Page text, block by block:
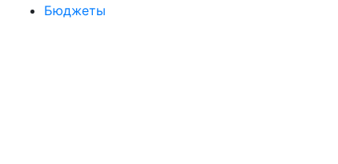
Бюджеты